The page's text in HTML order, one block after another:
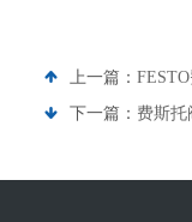
上一篇：
下一篇： 费斯托